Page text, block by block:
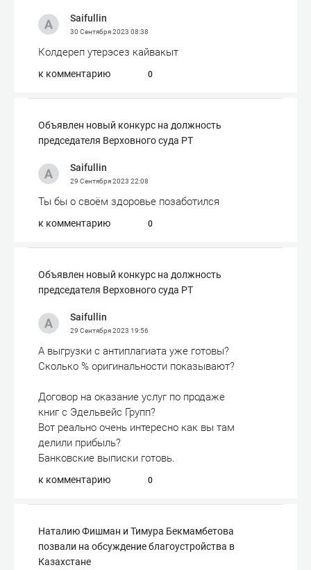
Saifullin
30 Сентября 2023 08:38
Колдереп утерэсез кайвакыт
к комментарию 0
Объявлен новый конкурс на должность
председателя Верховного суда РТ
Saifullin
29 Сентября 2023 22:08
Ты бы о своём здоровье позаботился
к комментарию 0
Объявлен новый конкурс на должность
председателя Верховного суда РТ
Saifullin
29 Сентября 2023 19:56
А выгрузки с антиплагиата уже готовы?
Сколько % оригинальности показывают?
Договор на оказание услуг по продаже
книг с Эдельвейс Групп?
Вот реально очень интересно как вы там
делили прибыль?
Банковские выписки готовь.
к комментарию 0
Наталию Фишман и Тимура Бекмамбетова
позвали на обсуждение благоустройства в
Казахстане